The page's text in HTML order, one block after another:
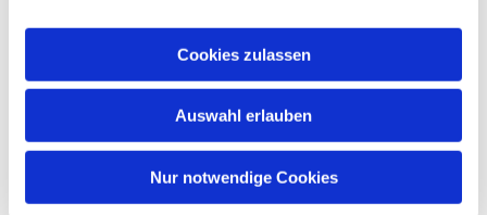
Cookies zulassen
Auswahl erlauben
Nur notwendige Cookies